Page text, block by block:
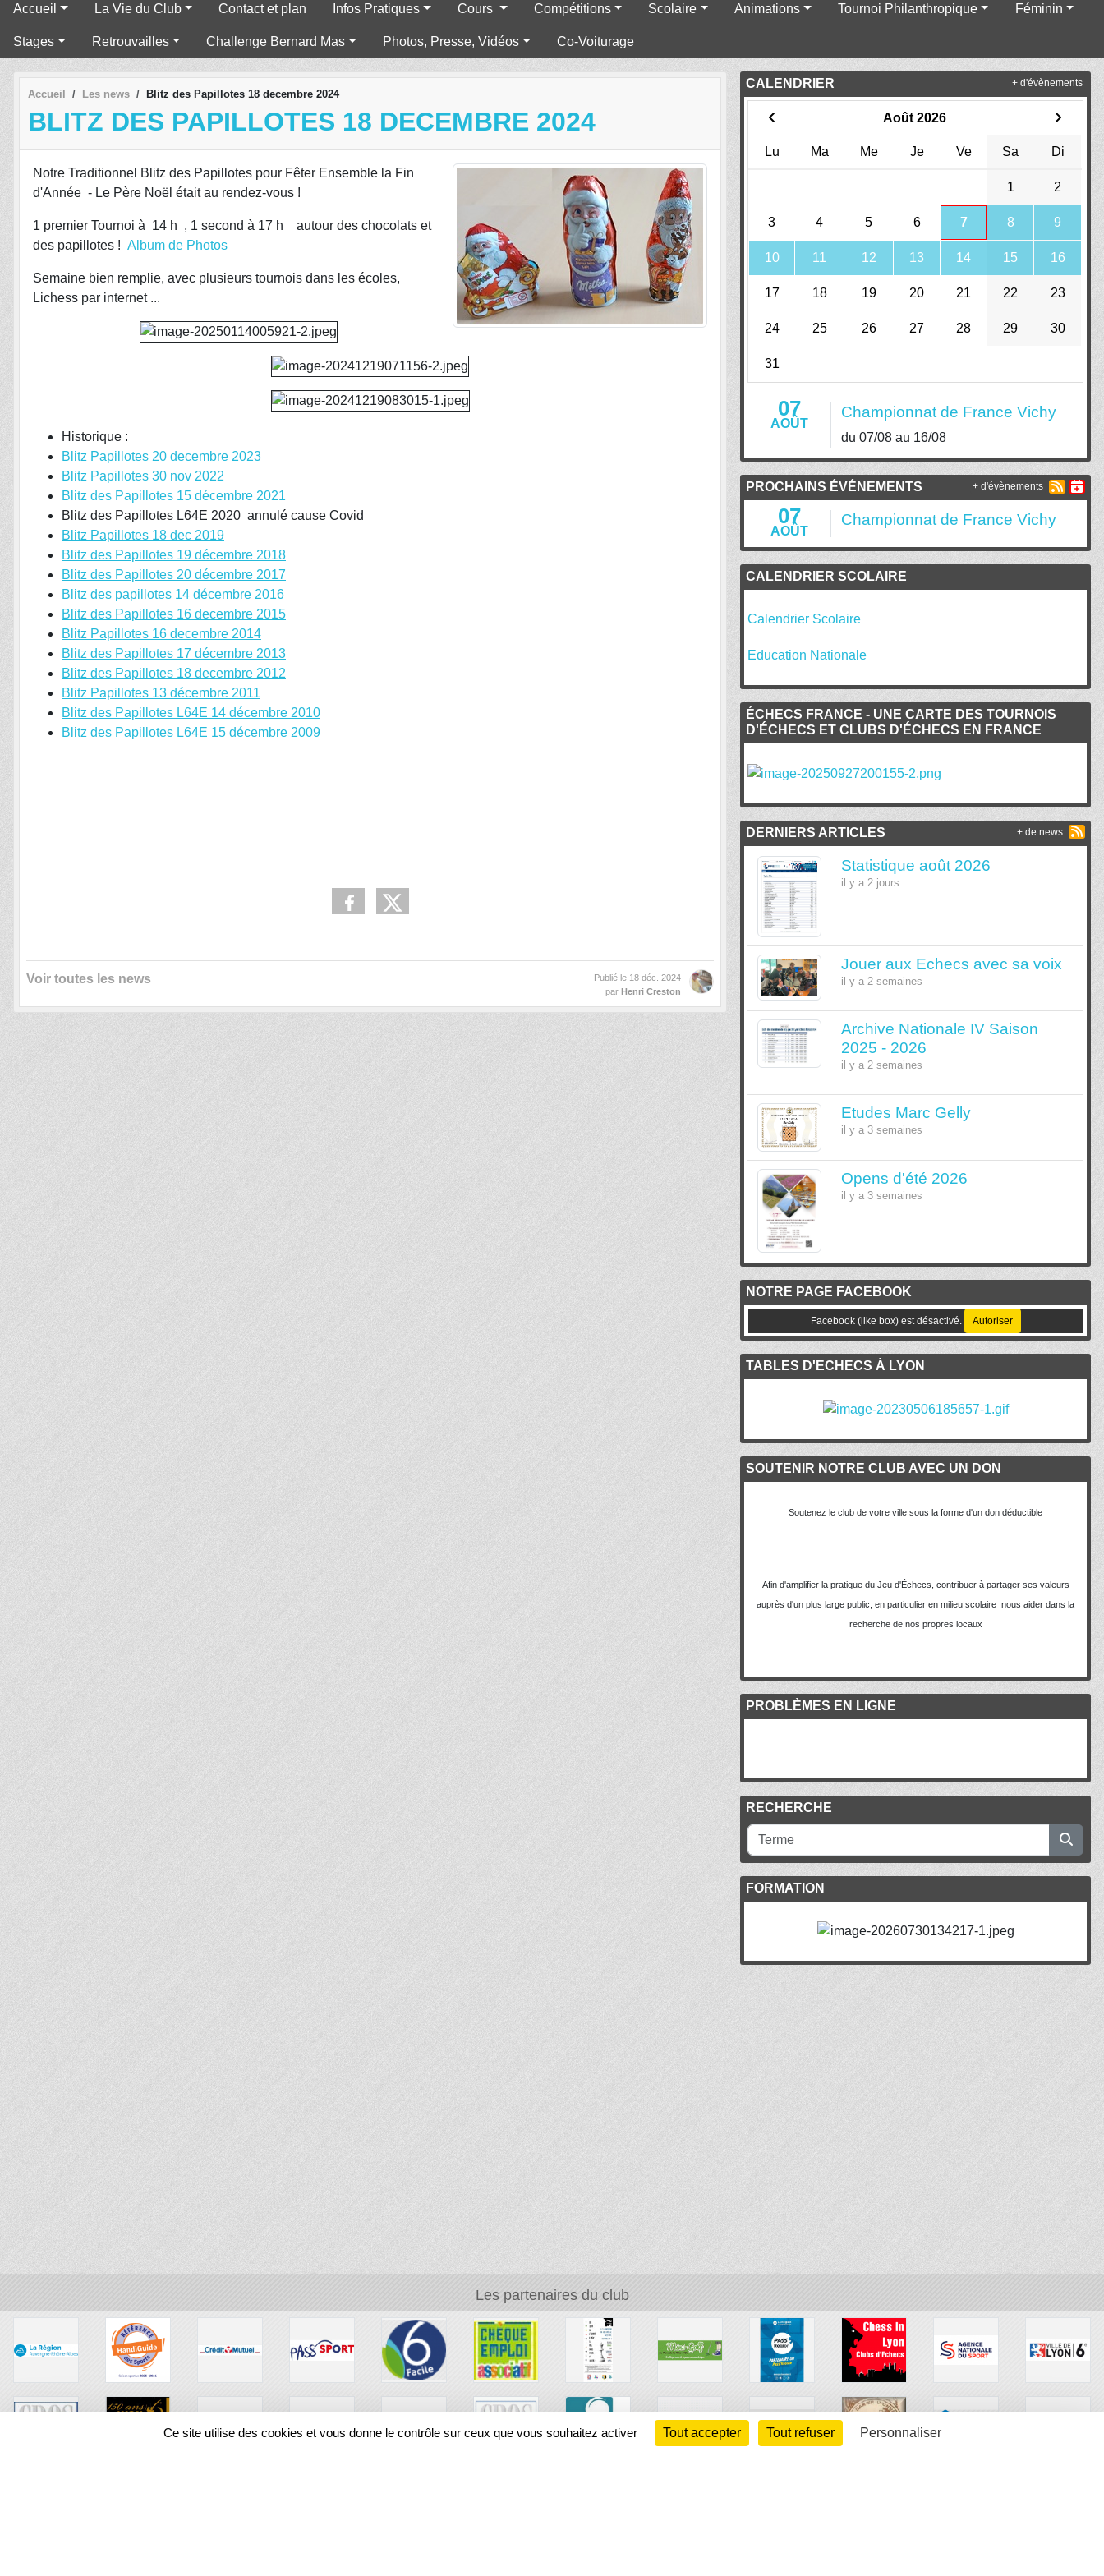
Accueil La Vie du Club Contact et plan Infos Pratiques Cours Compétitions Scolaire Animations Tournoi Philanthropique Féminin
Stages Retrouvailles Challenge Bernard Mas Photos, Presse, Vidéos Co-Voiturage
Accueil Les news Blitz des Papillotes 18 decembre 2024
BLITZ DES PAPILLOTES 18 DECEMBRE 2024
Notre Traditionnel Blitz des Papillotes pour Fêter Ensemble la Fin
d'Année - Le Père Noël était au rendez-vous !
1 premier Tournoi à 14 h , 1 second à 17 h autour des chocolats et
des papillotes ! Album de Photos
Semaine bien remplie, avec plusieurs tournois dans les écoles,
Lichess par internet ...
Historique :
Blitz Papillotes 20 decembre 2023
Blitz Papillotes 30 nov 2022
Blitz des Papillotes 15 décembre 2021
Blitz des Papillotes L64E 2020 annulé cause Covid
Blitz Papillotes 18 dec 2019
Blitz des Papillotes 19 décembre 2018
Blitz des Papillotes 20 décembre 2017
Blitz des papillotes 14 décembre 2016
Blitz des Papillotes 16 decembre 2015
Blitz Papillotes 16 decembre 2014
Blitz des Papillotes 17 décembre 2013
Blitz des Papillotes 18 decembre 2012
Blitz Papillotes 13 décembre 2011
Blitz des Papillotes L64E 14 décembre 2010
Blitz des Papillotes L64E 15 décembre 2009
Voir toutes les news Publié le 18 déc. 2024
par Henri Creston
CALENDRIER
Août 2026
Lu Ma Me Je Ve Sa Di
1 2
3 4 5 6 7 8 9
10 11 12 13 14 15 16
17 18 19 20 21 22 23
24 25 26 27 28 29 30
31
07
AOÛT
Championnat de France Vichy
du 07/08 au 16/08
+ d'évènements
PROCHAINS ÉVÉNEMENTS
07
AOÛT
Championnat de France Vichy
+ d'évènements
CALENDRIER SCOLAIRE
Calendrier Scolaire
Education Nationale
ÉCHECS FRANCE - UNE CARTE DES TOURNOIS
D'ÉCHECS ET CLUBS D'ÉCHECS EN FRANCE
DERNIERS ARTICLES
Statistique août 2026
il y a 2 jours
Jouer aux Echecs avec sa voix
il y a 2 semaines
Archive Nationale IV Saison
2025 - 2026
il y a 2 semaines
Etudes Marc Gelly
il y a 3 semaines
Opens d'été 2026
il y a 3 semaines
+ de news
NOTRE PAGE FACEBOOK
Facebook (like box) est désactivé. Autoriser
TABLES D'ECHECS À LYON
SOUTENIR NOTRE CLUB AVEC UN DON
Soutenez le club de votre ville sous la forme d'un don déductible
Afin d'amplifier la pratique du Jeu d'Échecs, contribuer à partager ses valeurs
auprès d'un plus large public, en particulier en milieu scolaire nous aider dans la
recherche de nos propres locaux
PROBLÈMES EN LIGNE
RECHERCHE
FORMATION
Les partenaires du club
Ce site utilise des cookies et vous donne le contrôle sur ceux que vous souhaitez activer Tout accepter Tout refuser Personnaliser